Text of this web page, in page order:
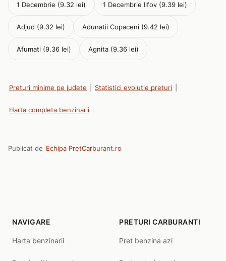
1 Decembrie (9.32 lei) 1 Decembrie Ilfov (9.39 lei)
Adjud (9.32 lei) Adunatii Copaceni (9.42 lei)
Afumati (9.36 lei) Agnita (9.36 lei)
Preturi minime pe judete Statistici evolutie preturi
Harta completa benzinarii
Publicat de Echipa PretCarburant.ro
NAVIGARE
Harta benzinarii
PRETURI CARBURANTI
Pret benzina azi